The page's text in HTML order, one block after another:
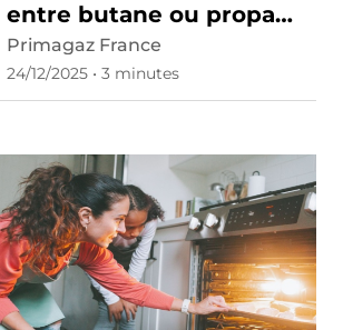
entre butane ou propane
?
Primagaz France
24/12/2025 • 3 minutes